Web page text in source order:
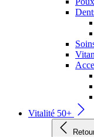
Vitalité 50+